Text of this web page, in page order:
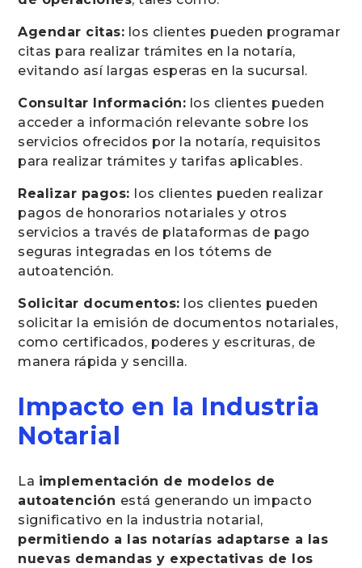
Agendar citas: los clientes pueden programar
citas para realizar trámites en la notaría,
evitando así largas esperas en la sucursal.
Consultar Información: los clientes pueden
acceder a información relevante sobre los
servicios ofrecidos por la notaría, requisitos
para realizar trámites y tarifas aplicables.
Realizar pagos: los clientes pueden realizar
pagos de honorarios notariales y otros
servicios a través de plataformas de pago
seguras integradas en los tótems de
autoatención.
Solicitar documentos: los clientes pueden
solicitar la emisión de documentos notariales,
como certificados, poderes y escrituras, de
manera rápida y sencilla.
Impacto en la Industria
Notarial
La implementación de modelos de
autoatención está generando un impacto
significativo en la industria notarial,
permitiendo a las notarías adaptarse a las
nuevas demandas y expectativas de los